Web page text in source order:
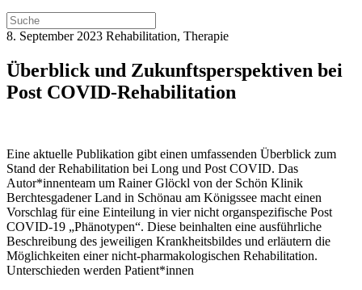
8. September 2023 Rehabilitation, Therapie
Überblick und Zukunftsperspektiven bei
Post COVID-Rehabilitation
Eine aktuelle Publikation gibt einen umfassenden Überblick zum
Stand der Rehabilitation bei Long und Post COVID. Das
Autor*innenteam um Rainer Glöckl von der Schön Klinik
Berchtesgadener Land in Schönau am Königssee macht einen
Vorschlag für eine Einteilung in vier nicht organspezifische Post
COVID-19 „Phänotypen“. Diese beinhalten eine ausführliche
Beschreibung des jeweiligen Krankheitsbildes und erläutern die
Möglichkeiten einer nicht-pharmakologischen Rehabilitation.
Unterschieden werden Patient*innen